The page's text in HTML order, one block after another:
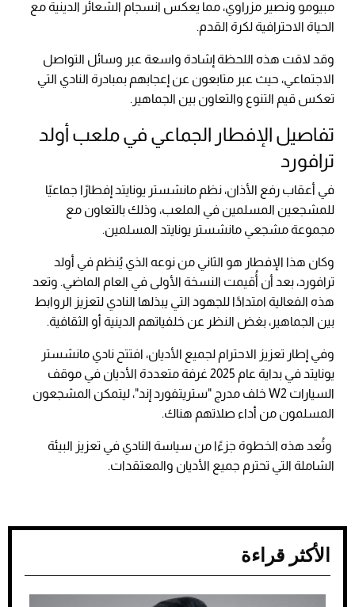
مبيومو ونصير مزراوي، مما يعكس انسجام الشعائر الدينية مع
الحياة الاحترافية لكرة القدم.
وقد لاقت هذه اللحظة إشادة واسعة عبر وسائل التواصل
الاجتماعي، حيث عبر متابعون عن إعجابهم بمبادرة النادي التي
تعكس قيم التنوع والتعاون بين الجماهير.
تفاصيل الإفطار الجماعي في ملعب أولد
ترافورد
في أعقاب رفع الأذان، نظم مانشستر يونايتد إفطارًا جماعيًا
للمشجعين المسلمين في الملعب، وذلك بالتعاون مع
مجموعة مشجعي مانشستر يونايتد المسلمين.
وكان هذا الإفطار هو الثاني من نوعه الذي يُنظم في أولد
ترافورد، بعد أن أُقيمت النسخة الأولى في العام الماضي. وتعد
هذه الفعالية امتدادًا للجهود التي يبذلها النادي لتعزيز الروابط
بين الجماهير، بغض النظر عن خلفياتهم الدينية أو الثقافية.
وفي إطار تعزيز الاحترام لجميع الأديان، افتتح نادي مانشستر
يونايتد في بداية عام 2025 غرفة متعددة الأديان في موقف
السيارات W2 خلف مدرج "ستريتفورد إند"، ليتمكن المشجعون
المسلمون من أداء صلاتهم هناك.
وتُعد هذه الخطوة جزءًا من سياسة النادي في تعزيز البيئة
الشاملة التي تحترم جميع الأديان والمعتقدات.
الأكثر قراءة